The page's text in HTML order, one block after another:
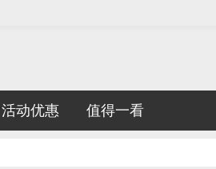
活动优惠 值得一看